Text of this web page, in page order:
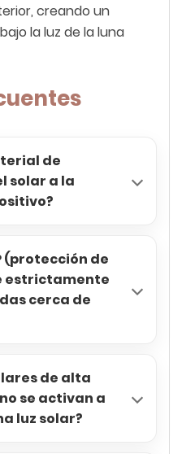
creando un
la luz de la luna
de
solar a la
(protección de
estrictamente
cerca de
de alta
se activan a
luz solar?